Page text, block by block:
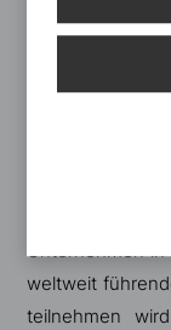
EuroBlech
Unternehmen
weltweit
teilnehmen